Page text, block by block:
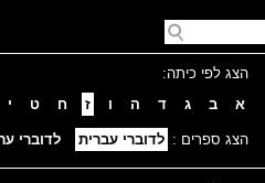
הצג לפי כיתה:
א
ב ג ד ה ו ז ח ט י
הצג ספרים : לדוברי עברית לדוברי